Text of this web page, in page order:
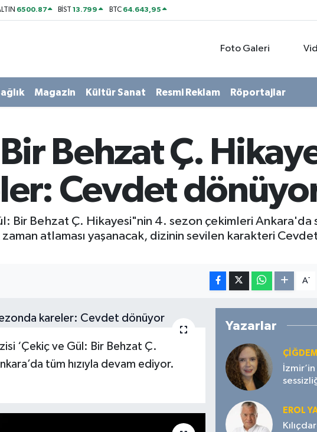
6500.87 BİST13.799 BTC 64.643,95
Foto Galeri
Magazin Kültür Sanat Resmi Reklam Röportajlar
Behzat Ç.
Cevdet
Bir Behzat Ç. Hikayesi"nin 4. sezon çekimleri Ankara'da
zaman atlaması yaşanacak, dizinin sevilen karakteri
A-
‘Çekiç ve Gül: Bir Behzat Ç.
tüm hızıyla devam ediyor.
Yazarlar
EROL